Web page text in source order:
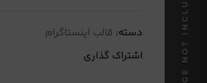
دسته: قالب اینستاگرام
اشتراک گذاری